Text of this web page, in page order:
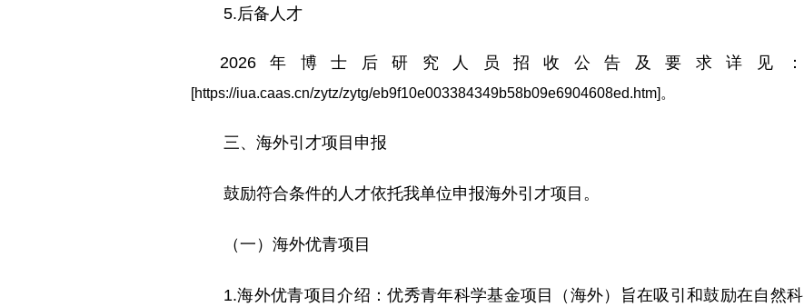
5.后备人才
2026年博士后研究人员招收公告及要求详见：
[https://iua.caas.cn/zytz/zytg/eb9f10e003384349b58b09e6904608ed.htm]。
三、海外引才项目申报
鼓励符合条件的人才依托我单位申报海外引才项目。
（一）海外优青项目
1.海外优青项目介绍：优秀青年科学基金项目（海外）旨在吸引和鼓励在自然科